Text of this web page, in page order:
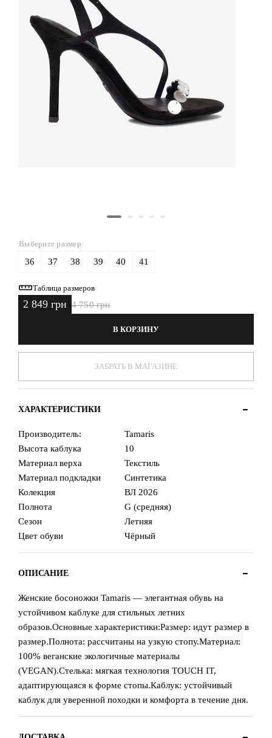
Выберите размер:
36 37 38 39 40 41
Таблица размеров
2 849 грн 4 750 грн
В КОРЗИНУ
ЗАБРАТЬ В МАГАЗИНЕ
ХАРАКТЕРИСТИКИ
Производитель:
Tamaris
Высота каблука
10
Материал верха
Текстиль
Материал подкладки
Синтетика
Колекция
ВЛ 2026
Полнота
G (средняя)
Сезон
Летняя
Цвет обуви
Чёрный
ОПИСАНИЕ
Женские босоножки Tamaris — элегантная обувь на
устойчивом каблуке для стильных летних
образов.Основные характеристики:Размер: идут размер в
размер.Полнота: рассчитаны на узкую стопу.Материал:
100% веганские экологичные материалы
(VEGAN).Стелька: мягкая технология TOUCH IT,
адаптирующаяся к форме стопы.Каблук: устойчивый
каблук для уверенной походки и комфорта в течение дня.